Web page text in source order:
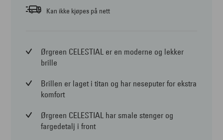
Kan ikke kjøpes på nett
Ørgreen CELESTIAL er en moderne og lekker
brille
Brillen er laget i titan og har neseputer for ekstra
komfort
Ørgreen CELESTIAL har smale stenger og
fargedetalj i front